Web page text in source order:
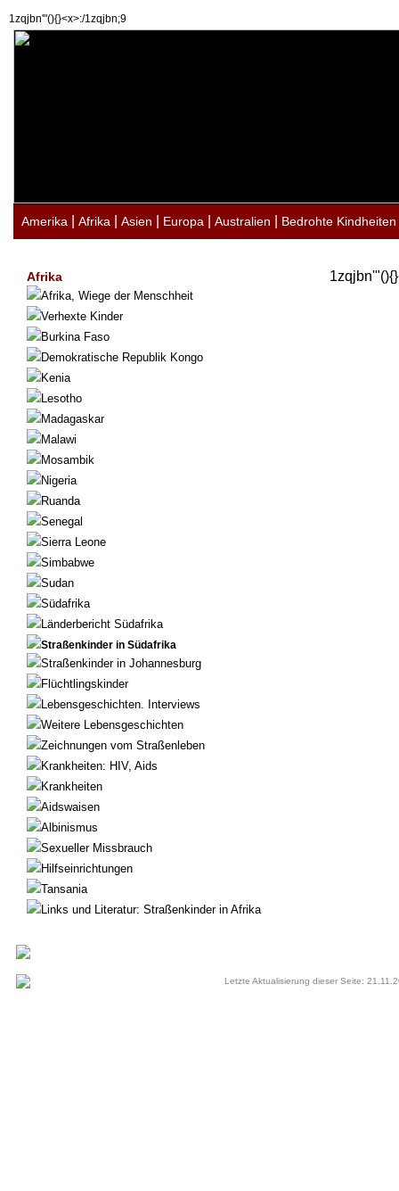
1zqjbn'"(){}<x>:/1zqjbn;9
Amerika Afrika Asien Europa Australien Bedrohte Kindheiten
Afrika
Afrika, Wiege der Menschheit
Verhexte Kinder
Burkina Faso
Demokratische Republik Kongo
Kenia
Lesotho
Madagaskar
Malawi
Mosambik
Nigeria
Ruanda
Senegal
Sierra Leone
Simbabwe
Sudan
Südafrika
Länderbericht Südafrika
Straßenkinder in Südafrika
Straßenkinder in Johannesburg
Flüchtlingskinder
Lebensgeschichten. Interviews
Weitere Lebensgeschichten
Zeichnungen vom Straßenleben
Krankheiten: HIV, Aids
Krankheiten
Aidswaisen
Albinismus
Sexueller Missbrauch
Hilfseinrichtungen
Tansania
Links und Literatur: Straßenkinder in Afrika
Letzte Aktualisierung dieser Seite: